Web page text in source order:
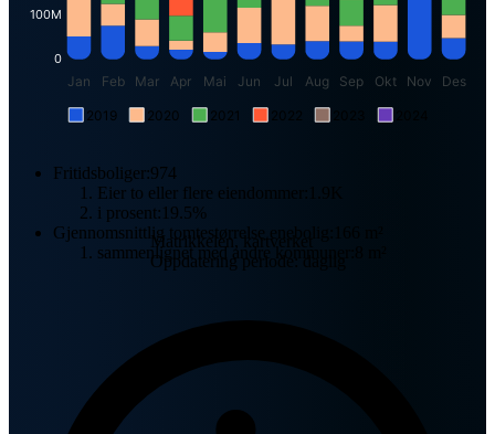
2019 2020 2021 2022
100M
0
Jan Feb Mar Apr Mai Jun Jul Aug Sep Okt Nov Des
Fritidsboliger:974
Eier to eller flere eiendommer:
i prosent: 19.5%
Gjennomsnittlig tomtestørrelse enebolig:
sammenlignet med andre kommuner:
Matrikkelen, kartverket
Oppdatering periode: daglig